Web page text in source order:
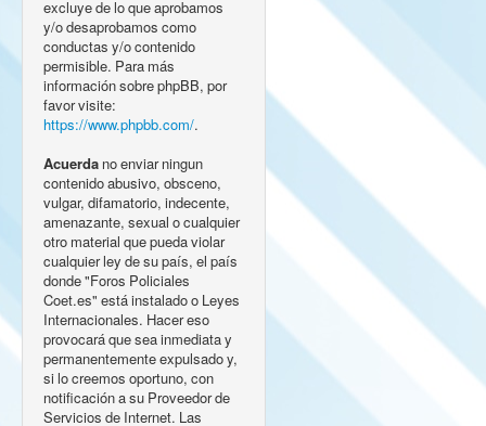
excluye de lo que aprobamos
y/o desaprobamos como
conductas y/o contenido
permisible. Para más
información sobre phpBB, por
favor visite:
https://www.phpbb.com/.
Acuerda no enviar ningun
contenido abusivo, obsceno,
vulgar, difamatorio, indecente,
amenazante, sexual o cualquier
otro material que pueda violar
cualquier ley de su país, el país
donde "Foros Policiales
Coet.es" está instalado o Leyes
Internacionales. Hacer eso
provocará que sea inmediata y
permanentemente expulsado y,
si lo creemos oportuno, con
notificación a su Proveedor de
Servicios de Internet. Las